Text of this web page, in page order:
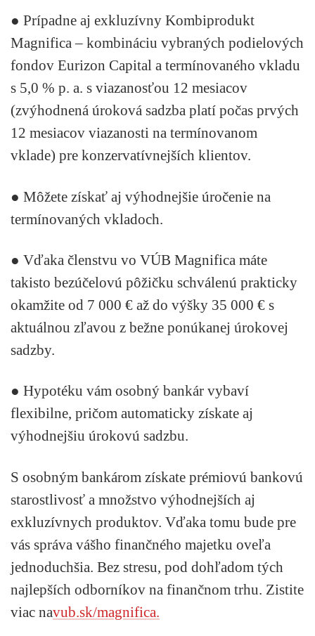
● Prípadne aj exkluzívny Kombiprodukt
Magnifica– kombináciu vybraných podielových
fondov Eurizon Capital a termínovaného vkladu
s 5,0 % p. a. s viazanosťou 12 mesiacov
(zvýhodnená úroková sadzba platí počas prvých
12 mesiacov viazanosti na termínovanom
vklade) pre konzervatívnejších klientov.
● Môžete získať aj výhodnejšie úročenie na
termínovaných vkladoch.
● Vďaka členstvu vo VÚB Magnifica máte
takisto bezúčelovú pôžičku schválenú prakticky
okamžite od 7 000 € až do výšky 35 000 € s
aktuálnou zľavou z bežne ponúkanej úrokovej
sadzby.
● Hypotéku vám osobný bankár vybaví
flexibilne, pričom automaticky získate aj
výhodnejšiu úrokovú sadzbu.
S osobným bankárom získate prémiovú bankovú
starostlivosť a množstvo výhodnejších aj
exkluzívnych produktov. Vďaka tomu bude pre
vás správa vášho finančného majetku oveľa
jednoduchšia. Bez stresu, pod dohľadom tých
najlepších odborníkov na finančnom trhu. Zistite
viac navub.sk/magnifica.